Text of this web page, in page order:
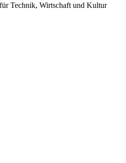
Technik, Wirtschaft und Kultur